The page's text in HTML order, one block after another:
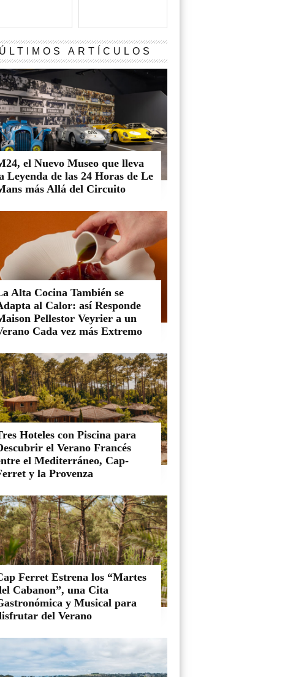
ÚLTIMOS ARTÍCULOS
el Nuevo Museo que lleva
Leyenda de las 24 Horas de Le
más Allá del Circuito
Alta Cocina También se
al Calor: así Responde
Pellestor Veyrier a un
Cada vez más Extremo
Hoteles con Piscina para
el Verano Francés
el Mediterráneo, Cap-
y la Provenza
Ferret Estrena los “Martes
Cabanon”, una Cita
y Musical para
del Verano